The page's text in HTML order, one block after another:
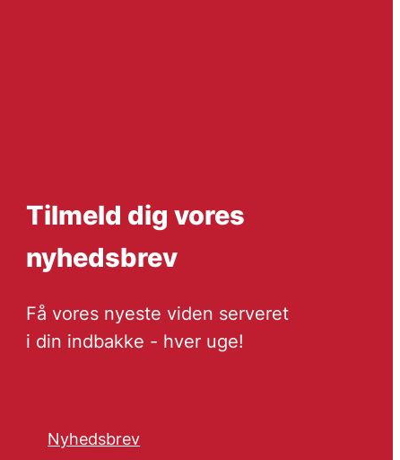
Tilmeld dig vores
nyhedsbrev
Få vores nyeste viden serveret
i din indbakke - hver uge!
Nyhedsbrev